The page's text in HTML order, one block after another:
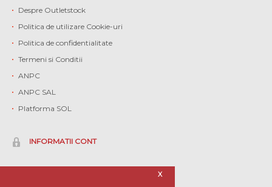
X
Despre Outletstock
Politica de utilizare Cookie-uri
Politica de confidentialitate
Termeni si Conditii
ANPC
ANPC SAL
Platforma SOL
INFORMATII CONT